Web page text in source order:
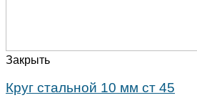
Закрыть
Круг стальной 10 мм ст 45